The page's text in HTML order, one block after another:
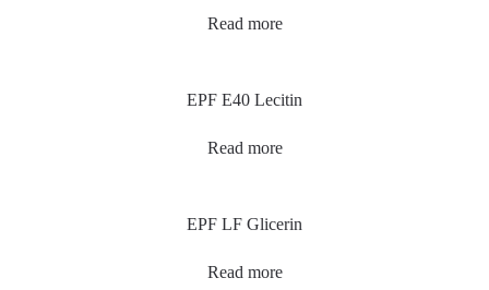
Read more
EPF E40 Lecitin
Read more
EPF LF Glicerin
Read more